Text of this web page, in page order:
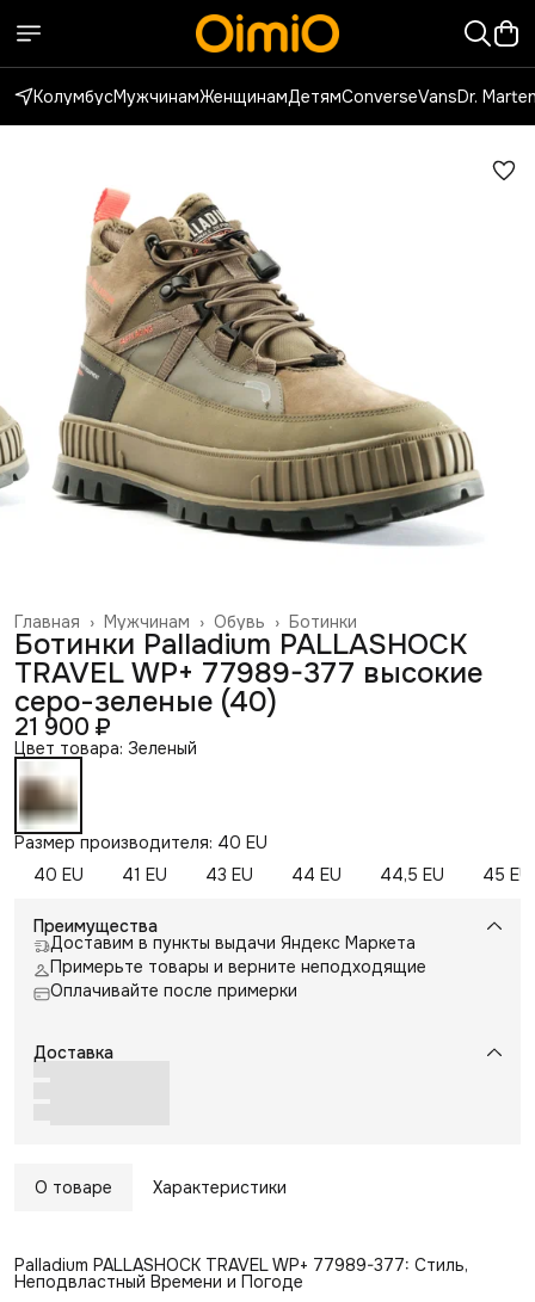
КолумбусМужчинамЖенщинамДетямConverseVansDr.
Ботинки
Обувь ›
Мужчинам ›
Главная ›
Ботинки Palladium PALLASHOCK
TRAVEL WP+ 77989-377 высокие
серо-зеленые (40)
21 900 ₽
Цвет товара: Зеленый
Размер производителя: 40 EU
40 EU
41 EU 43 EU 44 EU 44,5 EU 45 EU
Преимущества
Доставим в пункты выдачи Яндекс Маркета
Примерьте товары и верните неподходящие
Оплачивайте после примерки
Доставка
О товаре Характеристики
Palladium PALLASHOCK TRAVEL WP+ 77989-377: Стиль,
Неподвластный Времени и Погоде